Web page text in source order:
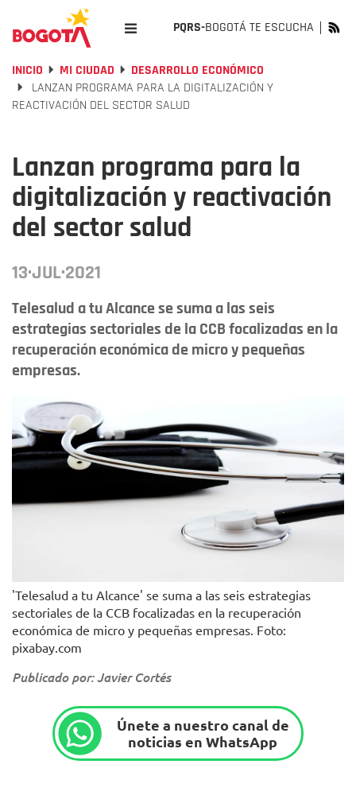
PQRS-BOGOTÁ TE ESCUCHA
INICIO MI CIUDAD
DESARROLLO ECONÓMICO
LANZAN PROGRAMA PARA LA DIGITALIZACIÓN Y
REACTIVACIÓN DEL SECTOR SALUD
Lanzan programa para la
digitalización y reactivación
del sector salud
13·JUL·2021
Telesalud a tu Alcance se suma a las seis
estrategias sectoriales de la CCB focalizadas en la
recuperación económica de micro y pequeñas
empresas.
'Telesalud a tu Alcance' se suma a las seis estrategias
sectoriales de la CCB focalizadas en la recuperación
económica de micro y pequeñas empresas. Foto:
pixabay.com
Publicado por: Javier Cortés
Únete a nuestro canal de
noticias en WhatsApp